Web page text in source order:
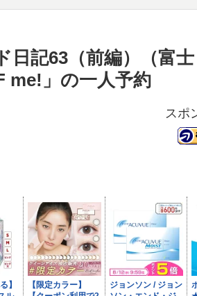
日記63（前編）（富
me!」の一人予約
スポ